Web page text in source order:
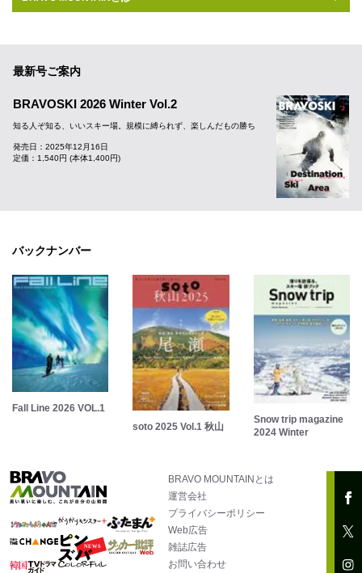
最新号ご案内
BRAVOSKI 2026 Winter Vol.2
知る人ぞ知る、いいスキー場。規模に縛られず、楽しんだもの勝ち
発売日：2025年12月16日
定価：1,540円 (本体1,400円)
バックナンバー
Fall Line 2026 VOL.1
soto 2025 Vol.1 秋山
Snow trip magazine
2024 Winter
BRAVO MOUNTAINとは
運営会社
プライバシーポリシー
Web広告
雑誌広告
お問い合わせ